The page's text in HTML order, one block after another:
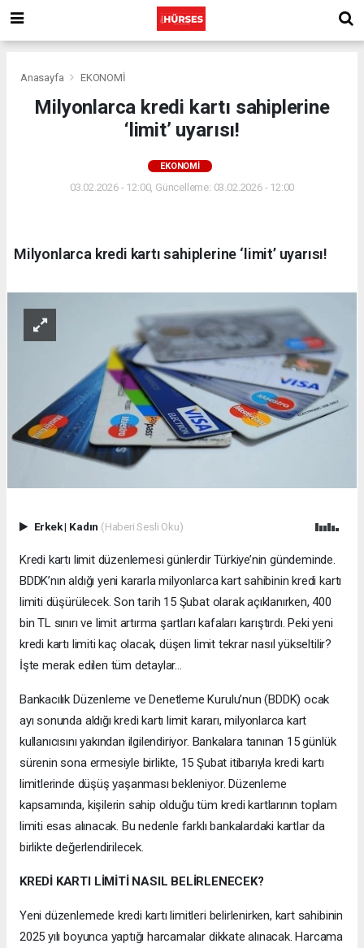
Anasayfa EKONOMİ
Milyonlarca kredi kartı sahiplerine
‘limit’ uyarısı!
EKONOMİ
03.02.2026 - 12:00, Güncelleme: 03.02.2026 - 12:00
Milyonlarca kredi kartı sahiplerine ‘limit’ uyarısı!
Erkek| Kadın (Haberi Sesli Oku)
Kredi kartı limit düzenlemesi günlerdir Türkiye’nin gündeminde.
BDDK’nın aldığı yeni kararla milyonlarca kart sahibinin kredi kartı
limiti düşürülecek. Son tarih 15 Şubat olarak açıklanırken, 400
bin TL sınırı ve limit artırma şartları kafaları karıştırdı. Peki yeni
kredi kartı limiti kaç olacak, düşen limit tekrar nasıl yükseltilir?
İşte merak edilen tüm detaylar…
Bankacılık Düzenleme ve Denetleme Kurulu’nun (BDDK) ocak
ayı sonunda aldığı kredi kartı limit kararı, milyonlarca kart
kullanıcısını yakından ilgilendiriyor. Bankalara tanınan 15 günlük
sürenin sona ermesiyle birlikte, 15 Şubat itibarıyla kredi kartı
limitlerinde düşüş yaşanması bekleniyor. Düzenleme
kapsamında, kişilerin sahip olduğu tüm kredi kartlarının toplam
limiti esas alınacak. Bu nedenle farklı bankalardaki kartlar da
birlikte değerlendirilecek.
KREDİ KARTI LİMİTİ NASIL BELİRLENECEK?
Yeni düzenlemede kredi kartı limitleri belirlenirken, kart sahibinin
2025 yılı boyunca yaptığı harcamalar dikkate alınacak. Harcama